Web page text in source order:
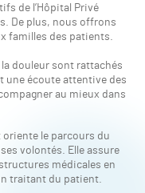
de l’Hôpital Privé
De plus, nous offrons
familles des patients.
douleur sont rattachés
une écoute attentive des
au mieux dans
le parcours du
volontés. Elle assure
médicales en
traitant du patient.